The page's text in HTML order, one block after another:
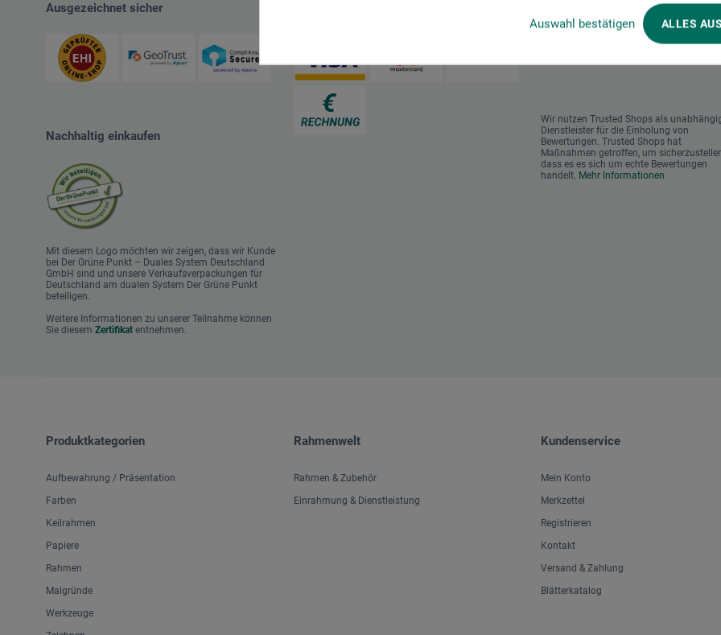
Auswahl bestätigen ALLES
Ausgezeichnet sicher
Nachhaltig einkaufen
Mit diesem Logo möchten wir zeigen, dass wir Kunde
bei Der Grüne Punkt – Duales System Deutschland
GmbH sind und unsere Verkaufsverpackungen für
Deutschland am dualen System Der Grüne Punkt
beteiligen.
Weitere Informationen zu unserer Teilnahme können
Sie diesem Zertifikat entnehmen.
Das sagen unsere Kunden
Wir nutzen Trusted Shops als
Dienstleister für die Einholung von
Bewertungen. Trusted Shops hat
Maßnahmen getroffen, um
dass es es sich um echte Bewertungen
handelt. Mehr Informationen
Produktkategorien
Aufbewahrung / Präsentation
Farben
Keilrahmen
Papiere
Rahmen
Malgründe
Werkzeuge
Rahmenwelt
Rahmen & Zubehör
Einrahmung & Dienstleistung
Kundenservice
Mein Konto
Merkzettel
Registrieren
Kontakt
Versand & Zahlung
Blätterkatalog